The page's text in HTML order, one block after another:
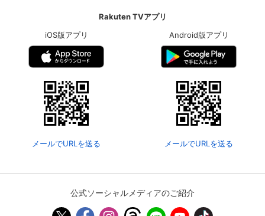
Rakuten TVアプリ
iOS版アプリ
メールでURLを送る
Android版アプリ
メールでURLを送る
公式ソーシャルメディアのご紹介